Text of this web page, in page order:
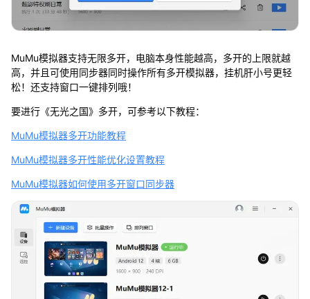
MuMu模拟器支持无限多开，电脑本身性能越高，多开的上限就越
高，并且可使用同步器同时操作所有多开模拟器，挂机肝小号更轻
松！还支持窗口一键排列哦！
要进行《无光之国》多开，可参考以下教程：
MuMu模拟器多开功能教程
MuMu模拟器多开性能优化设置教程
MuMu模拟器如何使用多开窗口同步器